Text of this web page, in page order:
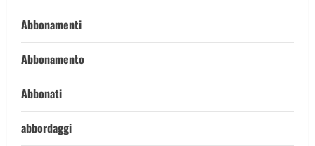
Abbonamenti
Abbonamento
Abbonati
abbordaggi